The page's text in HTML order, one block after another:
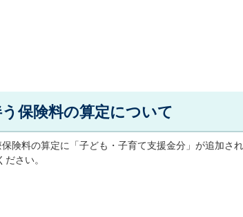
保険料の算定について
険料の算定に「子ども・子育て支援金分」が追加され
さい。